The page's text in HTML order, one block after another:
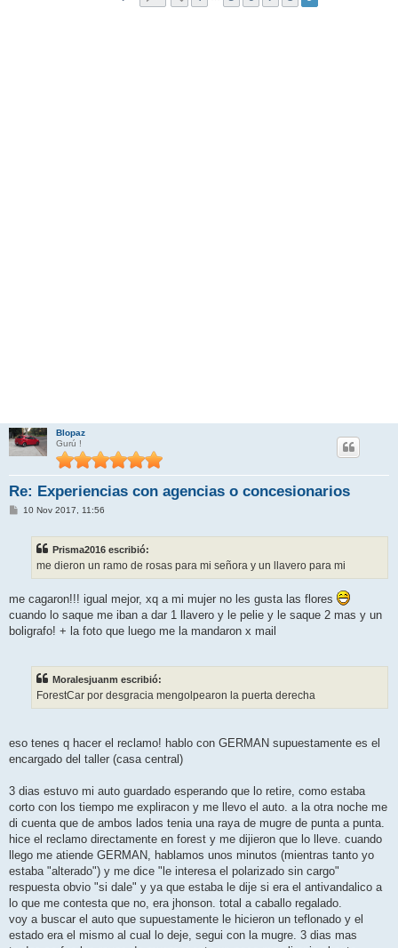
Blopaz
Gurú !
Re: Experiencias con agencias o concesionarios
M10 Nov 2017, 11:56
Prisma2016 escribió:
me dieron un ramo de rosas para mi señora y un llavero para mi
me cagaron!!! igual mejor, xq a mi mujer no les gusta las flores
cuando lo saque me iban a dar 1 llavero y le pelie y le saque 2 mas y un
boligrafo! + la foto que luego me la mandaron x mail
Moralesjuanm escribió:
ForestCar por desgracia mengolpearon la puerta derecha
eso tenes q hacer el reclamo! hablo con GERMAN supuestamente es el
encargado del taller (casa central)
3 dias estuvo mi auto guardado esperando que lo retire, como estaba
corto con los tiempo me expliracon y me llevo el auto. a la otra noche me
di cuenta que de ambos lados tenia una raya de mugre de punta a punta.
hice el reclamo directamente en forest y me dijieron que lo lleve. cuando
llego me atiende GERMAN, hablamos unos minutos (mientras tanto yo
estaba "alterado") y me dice "le interesa el polarizado sin cargo"
respuesta obvio "si dale" y ya que estaba le dije si era el antivandalico a
lo que me contesta que no, era jhonson. total a caballo regalado.
voy a buscar el auto que supuestamente le hicieron un teflonado y el
estado era el mismo al cual lo deje, segui con la mugre. 3 dias mas